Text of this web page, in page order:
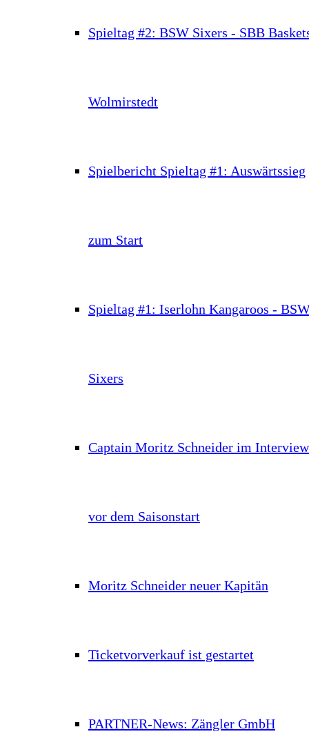
Spieltag #2: BSW Sixers - SBB
Wolmirstedt
Spielbericht Spieltag #1: Auswärtssieg
zum Start
Spieltag #1: Iserlohn Kangaroos -
Sixers
Captain Moritz Schneider im Interview
vor dem Saisonstart
Moritz Schneider neuer Kapitän
Ticketvorverkauf ist gestartet
PARTNER-News: Zängler GmbH